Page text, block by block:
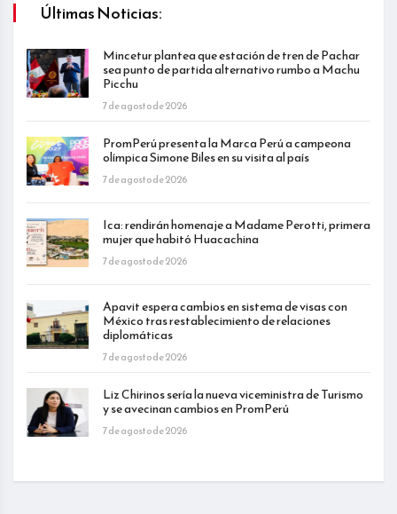
Últimas Noticias:
Mincetur plantea que estación de tren de Pachar
sea punto de partida alternativo rumbo a Machu
Picchu
7 de agosto de 2026
PromPerú presenta la Marca Perú a campeona
olímpica Simone Biles en su visita al país
7 de agosto de 2026
Ica: rendirán homenaje a Madame Perotti, primera
mujer que habitó Huacachina
7 de agosto de 2026
Apavit espera cambios en sistema de visas con
México tras restablecimiento de relaciones
diplomáticas
7 de agosto de 2026
Liz Chirinos sería la nueva viceministra de Turismo
y se avecinan cambios en PromPerú
7 de agosto de 2026